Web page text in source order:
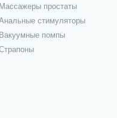
Массажеры простаты
стимуляторы
Вакуумные помпы